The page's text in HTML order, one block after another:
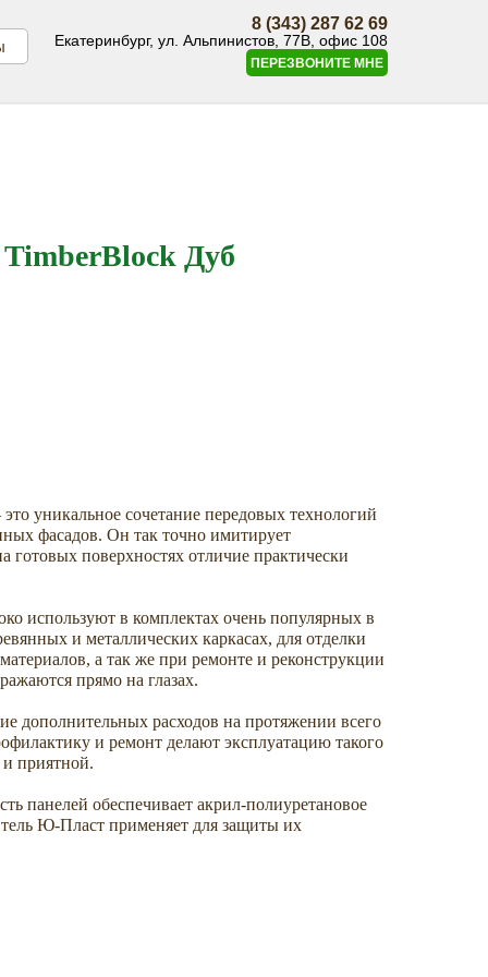
8 (343) 287 62 69
Екатеринбург, ул. Альпинистов, 77В, офис 108
ПЕРЕЗВОНИТЕ МНЕ
Дуб
уникальное сочетание передовых технологий
фасадов. Он так точно имитирует
готовых поверхностях отличие практически
используют в комплектах очень популярных в
и металлических каркасах, для отделки
а так же при ремонте и реконструкции
прямо на глазах.
дополнительных расходов на протяжении всего
и ремонт делают эксплуатацию такого
и приятной.
панелей обеспечивает акрил-полиуретановое
Ю-Пласт применяет для защиты их